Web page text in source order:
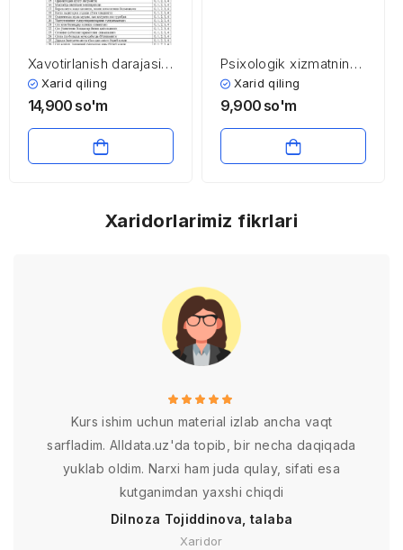
Xavotirlanish darajasini
o’lchash metodikasi
Xarid qiling
14,900 so'm
Psixologik xizmatning
metodologik va
nazariy asoslari
Xarid qiling
9,900 so'm
Xaridorlarimiz fikrlari
Kurs ishim uchun material izlab ancha vaqt
sarfladim. Alldata.uz'da topib, bir necha daqiqada
yuklab oldim. Narxi ham juda qulay, sifati esa
kutganimdan yaxshi chiqdi
Dilnoza Tojiddinova, talaba
Xaridor